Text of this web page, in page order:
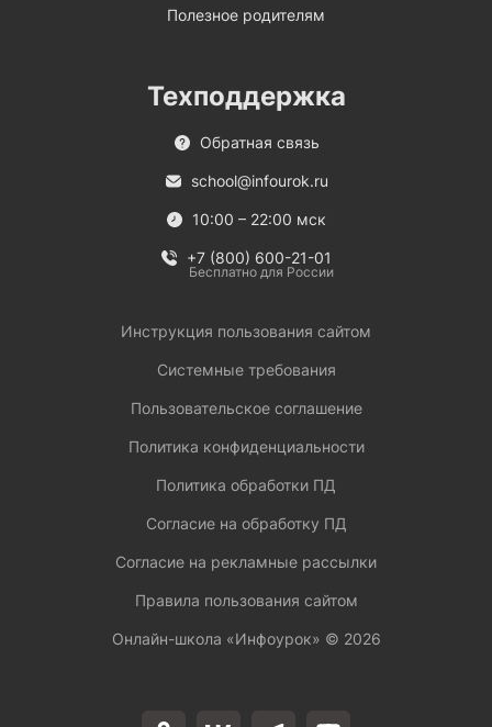
Полезное родителям
Техподдержка
Обратная связь
school@infourok.ru
10:00 – 22:00 мск
+7 (800) 600-21-01
Бесплатно для России
Инструкция пользования сайтом
Системные требования
Пользовательское соглашение
Политика конфиденциальности
Политика обработки ПД
Согласие на обработку ПД
Согласие на рекламные рассылки
Правила пользования сайтом
Онлайн-школа «Инфоурок» © 2026